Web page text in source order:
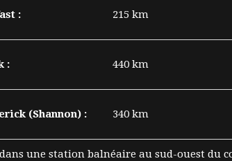
: 215 km
: 440 km
(Shannon) : 340 km
une station balnéaire au sud-ouest du